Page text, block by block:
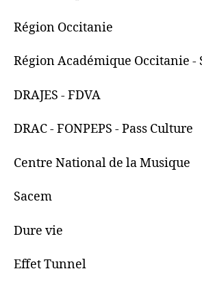
Région Occitanie
Région Académique Occitanie -
DRAJES - FDVA
DRAC - FONPEPS - Pass Culture
Centre National de la Musique
Sacem
Dure vie
Effet Tunnel